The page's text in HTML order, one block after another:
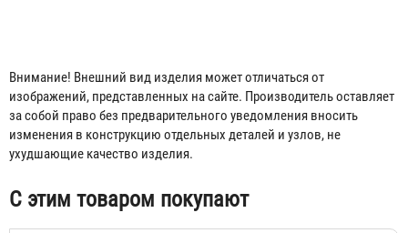
Внимание! Внешний вид изделия может отличаться от
изображений, представленных на сайте. Производитель оставляет
за собой право без предварительного уведомления вносить
изменения в конструкцию отдельных деталей и узлов, не
ухудшающие качество изделия.
С этим товаром покупают